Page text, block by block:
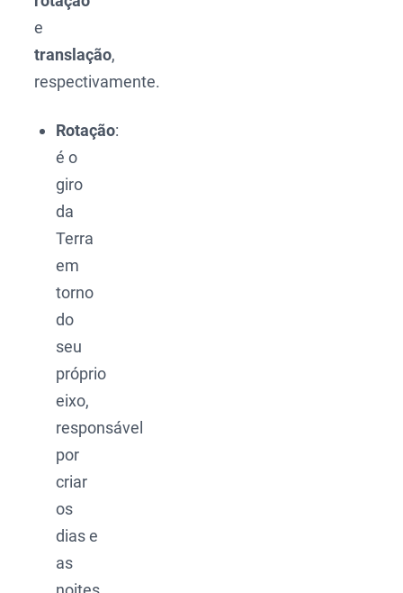
e
translação,
respectivamente.
Rotação:
é o
giro
da
Terra
em
torno
do
seu
próprio
eixo,
responsável
por
criar
os
dias e
as